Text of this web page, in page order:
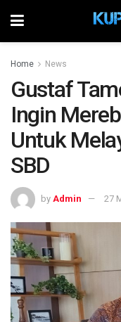
Home News
Gustaf
Ingin
Untuk
SBD
by Admin 27